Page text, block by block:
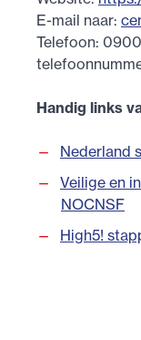
E-mail naar:
Telefoon:
Handig links
Nederland
Veilige en
NOCNSF
High5!